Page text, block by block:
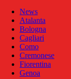
News
Atalanta
Bologna
Cagliari
Como
Cremonese
Fiorentina
Genoa